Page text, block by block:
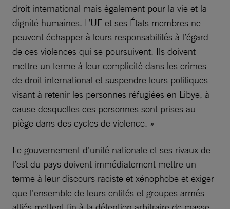
droit international mais également pour la vie et la
dignité humaines. L’UE et ses États membres ne
peuvent échapper à leurs responsabilités à l’égard
de ces violences qui se poursuivent. Ils doivent
mettre un terme à leur complicité dans les crimes
de droit international et suspendre leurs politiques
visant à retenir les personnes réfugiées en Libye, à
cause desquelles ces personnes sont prises au
piège dans des cycles de violence. »
Le gouvernement d’unité nationale et ses rivaux de
l’est du pays doivent immédiatement mettre un
terme à leur discours raciste et xénophobe et exiger
que l’ensemble de leurs entités et groupes armés